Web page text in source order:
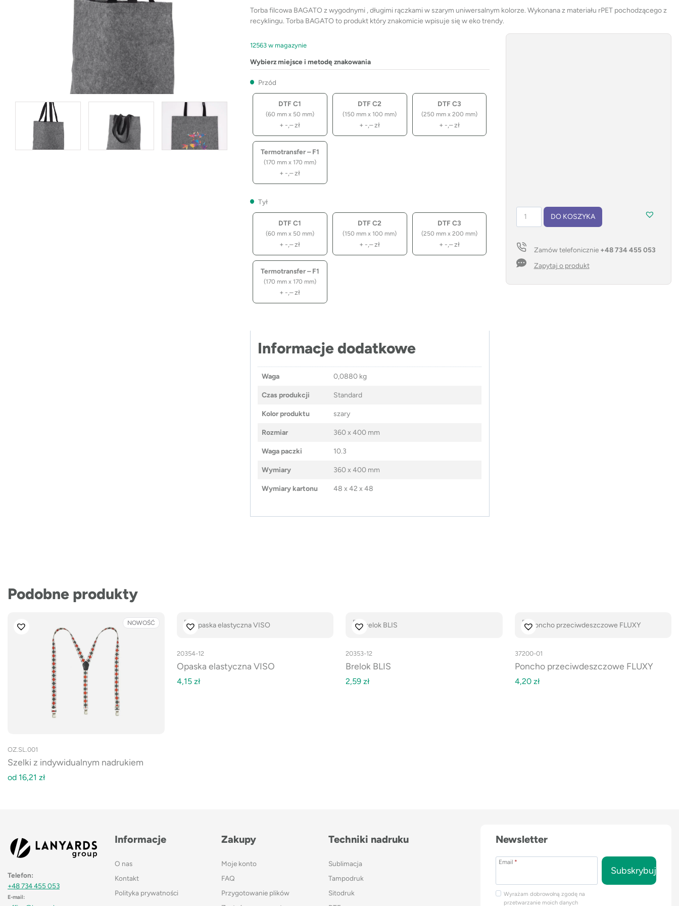
Torba filcowa BAGATO z wygodnymi , długimi rączkami w szarym uniwersalnym kolorze. Wykonana z materiału rPET pochodzącego z
recyklingu. Torba BAGATO to produkt który znakomicie wpisuje się w eko trendy.
12563 w magazynie
Wybierz miejsce i metodę znakowania
Przód
DTF C1
(60 mm x 50 mm)
+ -,–zł
DTF C2
(150 mm x 100 mm)
+ -,–zł
DTF C3
(250 mm x 200 mm)
+ -,–zł
Termotransfer – F1
(170 mm x 170 mm)
+ -,–zł
Tył
DTF C1
(60 mm x 50 mm)
+ -,–zł
DTF C2
(150 mm x 100 mm)
+ -,–zł
DTF C3
(250 mm x 200 mm)
+ -,–zł
Termotransfer – F1
(170 mm x 170 mm)
+ -,–zł
rPET
BAGATO
DO KOSZYKA
Zamów telefonicznie +48 734 455 053
Zapytaj o produkt
Informacje dodatkowe
Waga 0,0880 kg
Czas produkcji Standard
Kolor produktu szary
Rozmiar 360 x 400 mm
Waga paczki 10.3
Wymiary 360 x 400 mm
Wymiary kartonu 48 x 42 x 48
Podobne produkty
NOWOŚĆ
OZ.SL.001
Szelki z indywidualnym nadrukiem
od 16,21 zł
20354-12
Opaska elastyczna VISO
4,15 zł
20353-12
Brelok BLIS
2,59 zł
37200-01
Poncho przeciwdeszczowe FLUXY
4,20 zł
Telefon:
+48 734 455 053
E-mail:
Informacje
O nas
Kontakt
Polityka prywatności
Zakupy
Moje konto
FAQ
Przygotowanie plików
Techniki nadruku
Sublimacja
Tampodruk
Sitodruk
Newsletter
Email *
Wyrażam dobrowolną zgodę na
przetwarzanie moich danych
Subskrybuj